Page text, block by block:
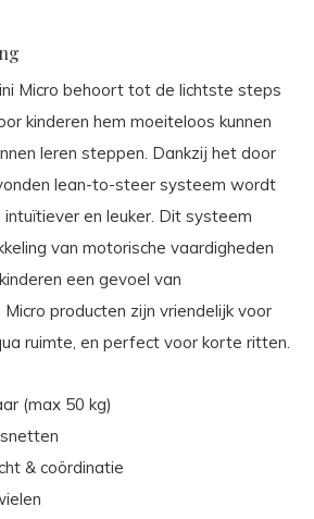
Micro behoort tot de lichtste steps
kinderen hem moeiteloos kunnen
leren steppen. Dankzij het door
lean-to-steer systeem wordt
en leuker. Dit systeem
van motorische vaardigheden
een gevoel van
producten zijn vriendelijk voor
ruimte, en perfect voor korte ritten.
(max 50 kg)
& coördinatie